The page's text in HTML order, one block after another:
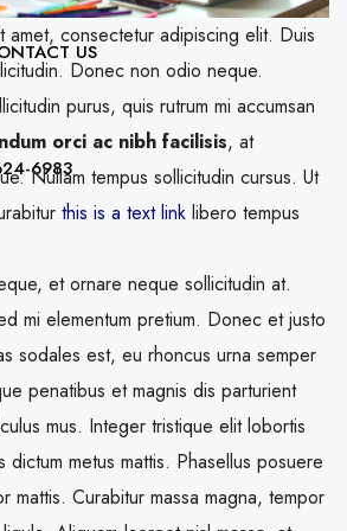
US
6983
amet, consectetur adipiscing elit. Duis
Donec non odio neque.
purus, quis rutrum mi accumsan
orci ac nibh facilisis, at
Nullam tempus sollicitudin cursus. Ut
this is a text link libero tempus
et ornare neque sollicitudin at.
mi elementum pretium. Donec et justo
sodales est, eu rhoncus urna semper
penatibus et magnis dis parturient
mus. Integer tristique elit lobortis
dictum metus mattis. Phasellus posuere
mattis. Curabitur massa magna, tempor